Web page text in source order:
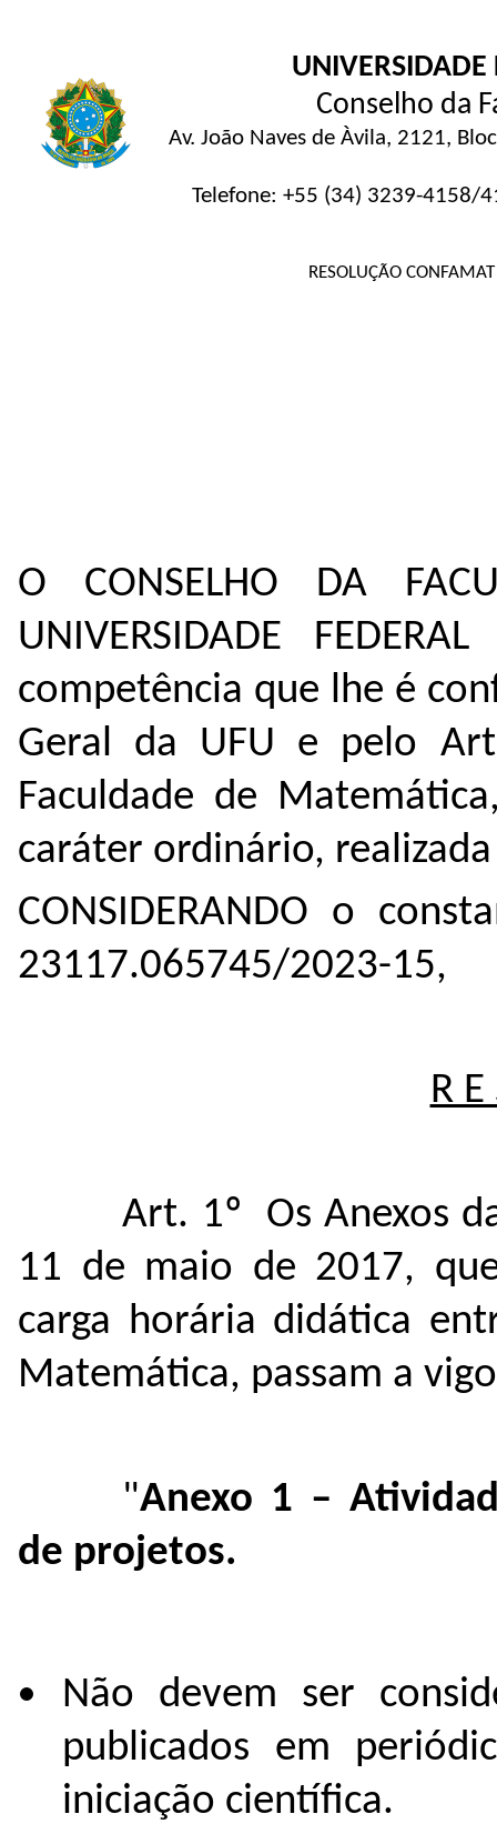
UNIVERSIDADE
Conselho da
Av. João Naves de Àvila, 2121,
Telefone: +55 (34) 3239-4158/
RESOLUÇÃO
O CONSELHO DA
UNIVERSIDADE
competência que lhe é
Geral da UFU e pelo
Faculdade de
caráter ordinário,
CONSIDERANDO o
23117.065745/2023-15,
R
Art. 1º Os Anexos
11 de maio de 2017,
carga horária didática
Matemática, passam a
"Anexo 1 –
de projetos.
Não devem ser
publicados em
iniciação científica.